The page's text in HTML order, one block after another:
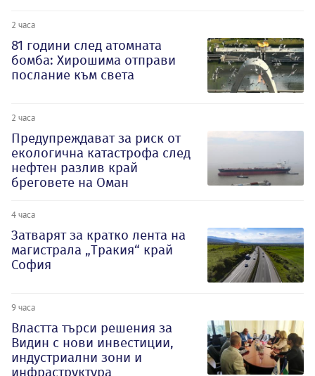
2 часа
81 години след атомната
бомба: Хирошима отправи
послание към света
2 часа
Предупреждават за риск от
екологична катастрофа след
нефтен разлив край
бреговете на Оман
4 часа
Затварят за кратко лента на
магистрала „Тракия“ край
София
9 часа
Властта търси решения за
Видин с нови инвестиции,
индустриални зони и
инфраструктура